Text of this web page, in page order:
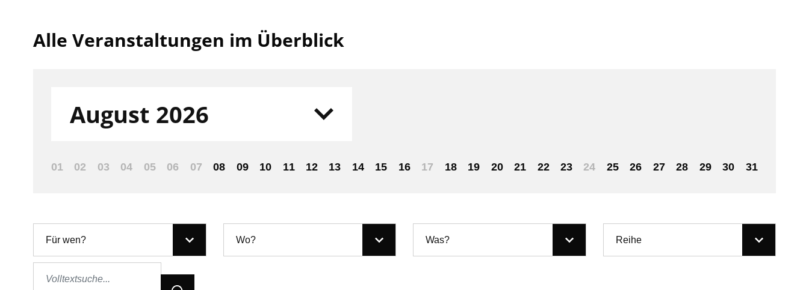
Alle Veranstaltungen im Überblick
August 2026
01 02 03 04 05 06 07 08 09 10 11 12 13 14 15 16 17 18 19 20 21 22 23 24 25 26 27 28 29 30 31
Für wen? Wo? Was? Reihe